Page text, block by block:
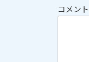
コメント